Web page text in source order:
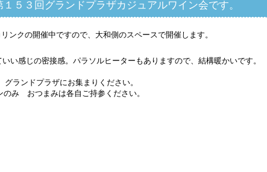
１５３回グランドプラザカジュアルワイン会です。
ンクの開催中ですので、大和側のスペースで開催します。
い感じの密接感。パラソルヒーターもありますので、結構暖かいです。
ンドプラザにお集まりください。
み おつまみは各自ご持参ください。